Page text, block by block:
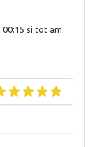
si tot am